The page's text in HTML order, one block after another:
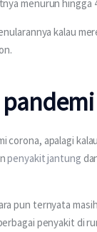
menurun hingga
kalau
corona, apalagi
penyakit jantung
pun ternyata
penyakit di